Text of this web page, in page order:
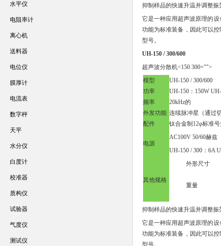
抑制样品的快速升温并调整振
它是一种应用超声波原理的
功能为标准装备，因此可以
型号。
UH-150 / 300/600
超声波分散机<150 300="">
模型
UH-150 / 300/600
功率
UH-150：150W
频率
20kHz的
外发功能 连续脉冲星（通过
配件
钛合金制12φ标准
电源
AC100V 50/60赫兹
UH-150 / 300：6A
其他规格
外形尺寸
重量
抑制样品的快速升温并调整振
它是一种应用超声波原理的
功能为标准装备，因此可以
型号。
水平仪
电阻率计
离心机
送料器
电位仪
膜厚计
电流表
数字秤
天平
水分仪
白度计
校准器
质构仪
试验器
气度仪
测试仪